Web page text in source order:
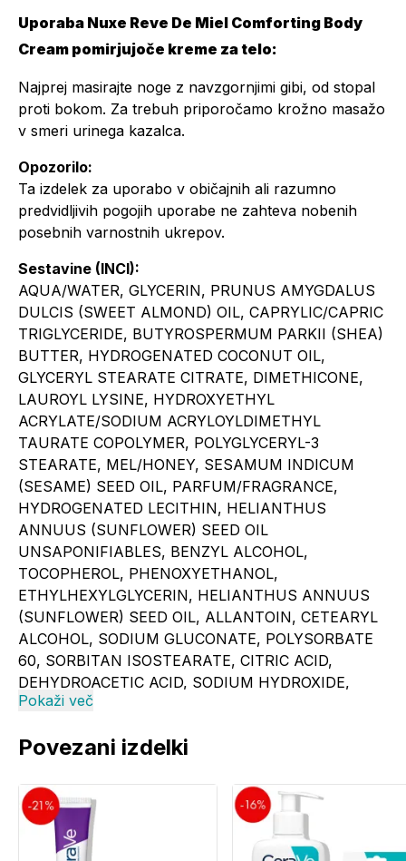
Uporaba Nuxe Reve De Miel Comforting Body
Cream pomirjujoče kreme za telo:
Najprej masirajte noge z navzgornjimi gibi, od stopal
proti bokom. Za trebuh priporočamo krožno masažo
v smeri urinega kazalca.
Opozorilo:
Ta izdelek za uporabo v običajnih ali razumno
predvidljivih pogojih uporabe ne zahteva nobenih
posebnih varnostnih ukrepov.
Sestavine (INCI):
AQUA/WATER, GLYCERIN, PRUNUS AMYGDALUS
DULCIS (SWEET ALMOND) OIL, CAPRYLIC/CAPRIC
TRIGLYCERIDE, BUTYROSPERMUM PARKII (SHEA)
BUTTER, HYDROGENATED COCONUT OIL,
GLYCERYL STEARATE CITRATE, DIMETHICONE,
LAUROYL LYSINE, HYDROXYETHYL
ACRYLATE/SODIUM ACRYLOYLDIMETHYL
TAURATE COPOLYMER, POLYGLYCERYL-3
STEARATE, MEL/HONEY, SESAMUM INDICUM
(SESAME) SEED OIL, PARFUM/FRAGRANCE,
HYDROGENATED LECITHIN, HELIANTHUS
ANNUUS (SUNFLOWER) SEED OIL
UNSAPONIFIABLES, BENZYL ALCOHOL,
TOCOPHEROL, PHENOXYETHANOL,
ETHYLHEXYLGLYCERIN, HELIANTHUS ANNUUS
(SUNFLOWER) SEED OIL, ALLANTOIN, CETEARYL
ALCOHOL, SODIUM GLUCONATE, POLYSORBATE
60, SORBITAN ISOSTEARATE, CITRIC ACID,
DEHYDROACETIC ACID, SODIUM HYDROXIDE,
HYDROLYZED LUPINE PROTEIN, SOLANUM
SODIUM BENZOATE, LINALOOL, LIMONENE,
COUMARIN, CITRAL, GERANIOL [N3101/E].
Proizvajalec in odgovorna oseba:NUXE, 127 rue
d’Aguesseau, 92100 Boulogne-Billancourt, France
Pokaži več
Povezani izdelki